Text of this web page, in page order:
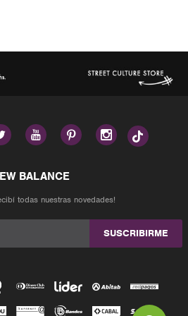
  
todas nuestras novedades!
SUSCRIBIRME